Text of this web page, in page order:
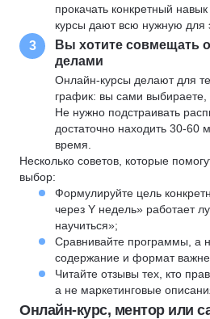
прокачать конкретный
курсы дают всю нужную для
3
Вы хотите совмещать
делами
Онлайн-курсы делают для
график: вы сами выбираете,
Не нужно подстраивать
достаточно находить 30-60
время.
Несколько советов, которые
выбор:
Формулируйте цель
через Y недель» работает
научиться»;
Сравнивайте программы, а
содержание и формат
Читайте отзывы тех, кто
а не маркетинговые
Онлайн-курс, ментор или